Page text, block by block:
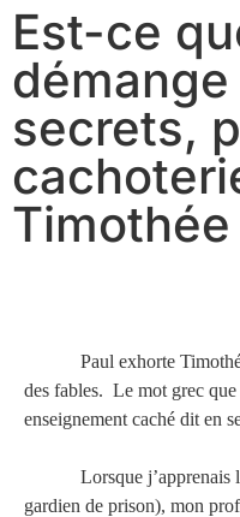
Est-ce
secrets,
Paul exhorte
des fables. Le mot grec
enseignement caché dit en
Lorsque j’apprenais
gardien de prison), mon